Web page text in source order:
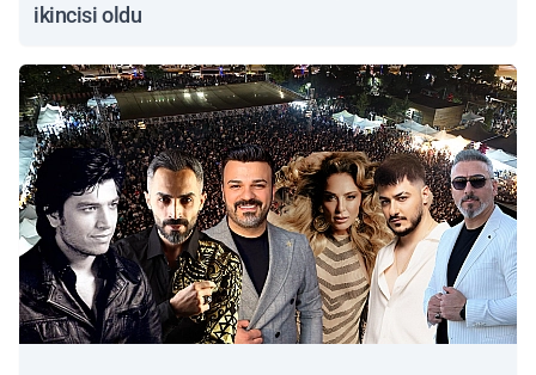
ikincisi oldu